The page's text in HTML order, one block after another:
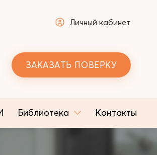
Личный кабинет
ЗАКАЗАТЬ ПОВЕРКУ
Библиотека Контакты